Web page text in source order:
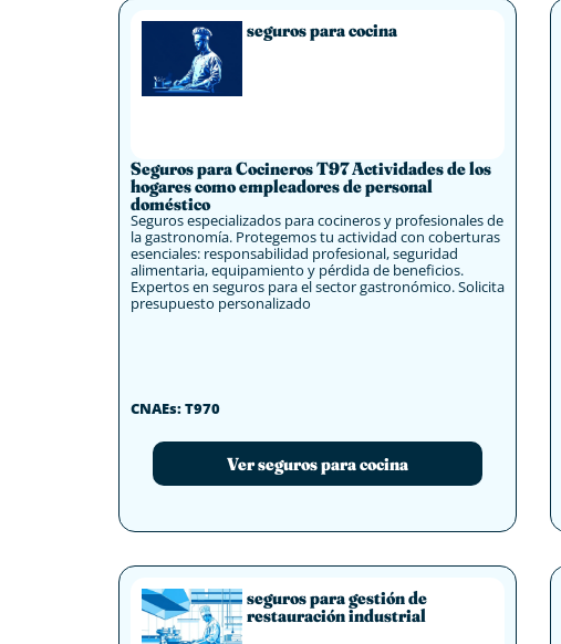
seguros para cocina
Seguros para Cocineros T97 Actividades de los
hogares como empleadores de personal
doméstico
Seguros especializados para cocineros y profesionales de
la gastronomía. Protegemos tu actividad con coberturas
esenciales: responsabilidad profesional, seguridad
alimentaria, equipamiento y pérdida de beneficios.
Expertos en seguros para el sector gastronómico. Solicita
presupuesto personalizado
CNAEs: T970
Ver seguros para cocina
seguros para gestión de
restauración industrial